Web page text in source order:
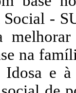
-
na
Idosa e